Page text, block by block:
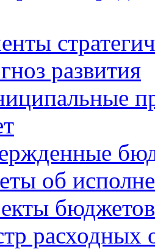
развития
об
бюджетов
расходных